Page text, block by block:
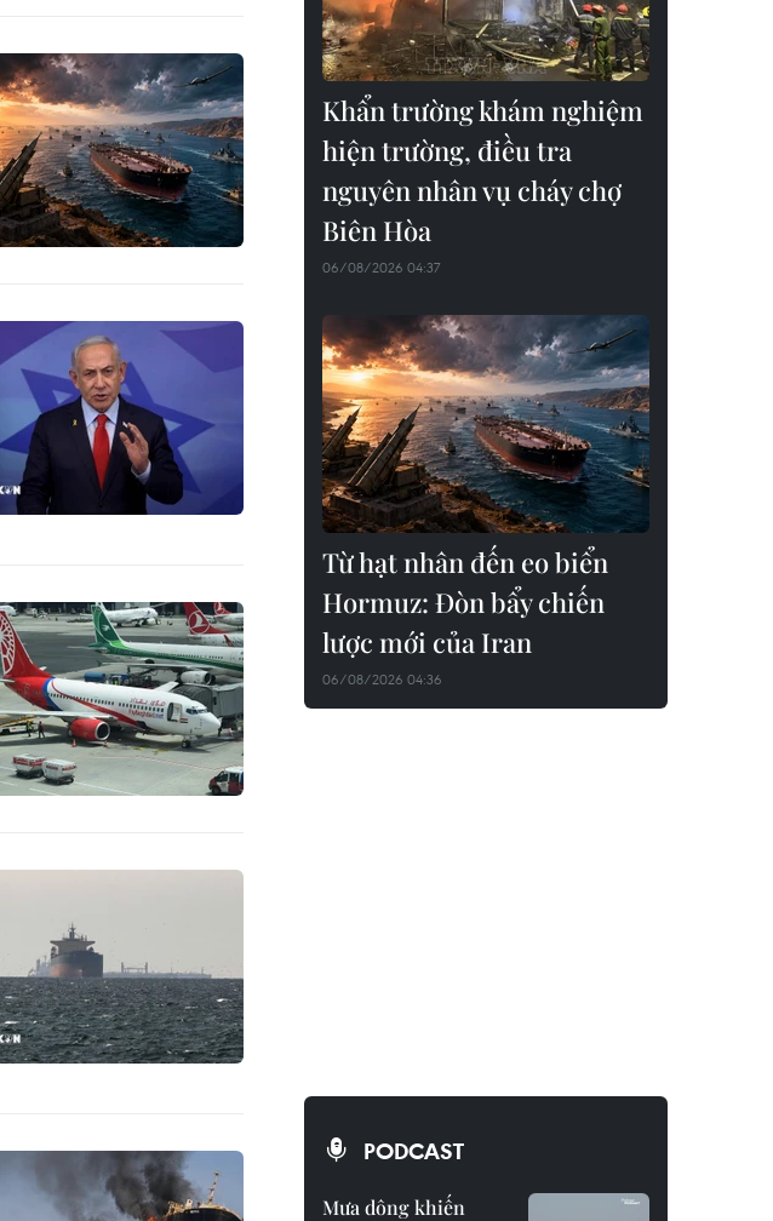
Khẩn trường khám nghiệm
hiện trường, điều tra
nguyên nhân vụ cháy chợ
Biên Hòa
06/08/2026 04:37
Từ hạt nhân đến eo biển
Hormuz: Đòn bẩy chiến
lược mới của Iran
06/08/2026 04:36
PODCAST
Mưa dông khiến